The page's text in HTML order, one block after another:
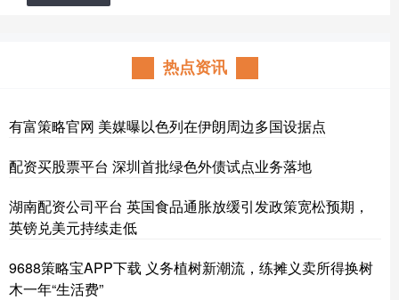
热点资讯
有富策略官网 美媒曝以色列在伊朗周边多国设据点
配资买股票平台 深圳首批绿色外债试点业务落地
湖南配资公司平台 英国食品通胀放缓引发政策宽松预期，
英镑兑美元持续走低
9688策略宝APP下载 义务植树新潮流，练摊义卖所得换树
木一年“生活费”